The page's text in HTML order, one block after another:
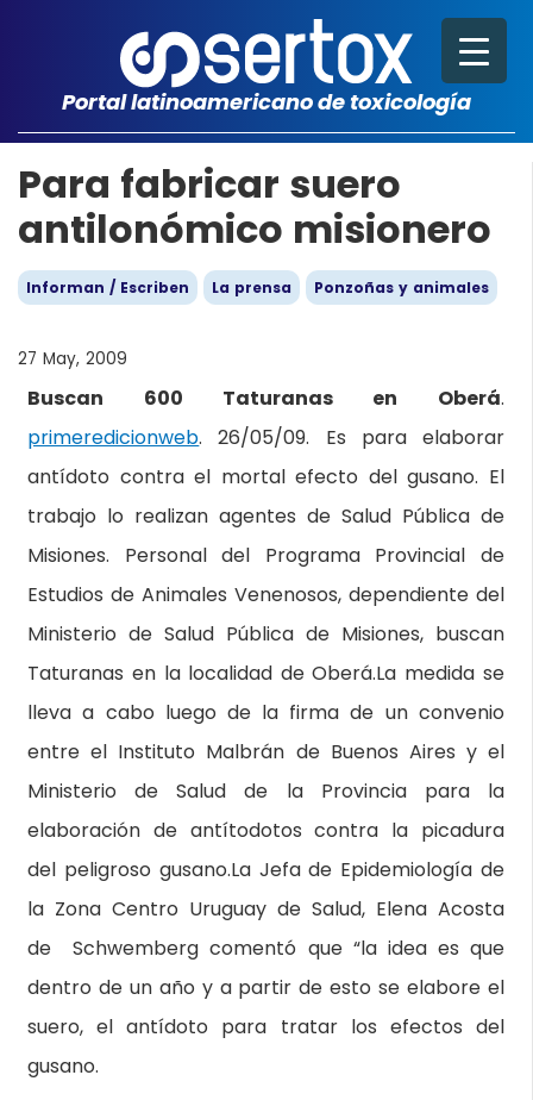
Portal latinoamericano de toxicología
Para fabricar suero
antilonómico misionero
Informan / Escriben La prensa Ponzoñas y animales
27 May, 2009
Buscan 600 Taturanas en Oberá.
primeredicionweb. 26/05/09. Es para elaborar
antídoto contra el mortal efecto del gusano. El
trabajo lo realizan agentes de Salud Pública de
Misiones. Personal del Programa Provincial de
Estudios de Animales Venenosos, dependiente del
Ministerio de Salud Pública de Misiones, buscan
Taturanas en la localidad de Oberá.La medida se
lleva a cabo luego de la firma de un convenio
entre el Instituto Malbrán de Buenos Aires y el
Ministerio de Salud de la Provincia para la
elaboración de antítodotos contra la picadura
del peligroso gusano.La Jefa de Epidemiología de
la Zona Centro Uruguay de Salud, Elena Acosta
de Schwemberg comentó que “la idea es que
dentro de un año y a partir de esto se elabore el
suero, el antídoto para tratar los efectos del
gusano.